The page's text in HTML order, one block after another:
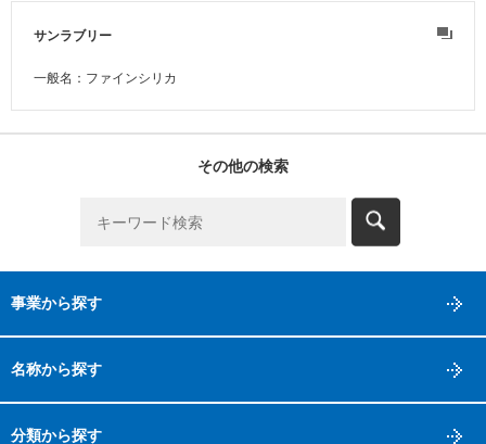
サンラブリー
一般名：ファインシリカ
その他の検索
事業から探す
名称から探す
分類から探す